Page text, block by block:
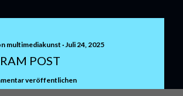
multimediakunst Juli 24, 2025
POST
veröffentlichen